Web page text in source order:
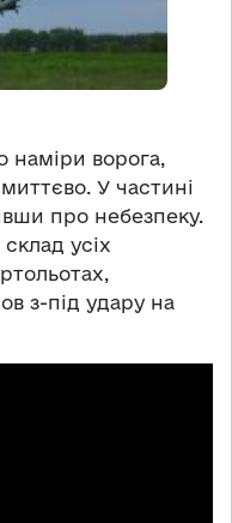
ворога,
У частині
про небезпеку.
усіх
з-під удару на